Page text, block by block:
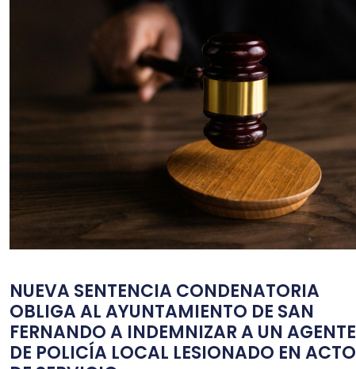
NUEVA SENTENCIA CONDENATORIA
OBLIGA AL AYUNTAMIENTO DE SAN
FERNANDO A INDEMNIZAR A UN AGENTE
DE POLICÍA LOCAL LESIONADO EN ACTO